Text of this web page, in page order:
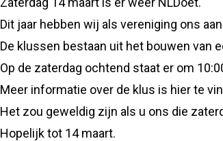
Dit jaar hebben wij als vereniging ons
De klussen bestaan uit het bouwen van
Op de zaterdag ochtend staat er om
Meer informatie over de klus is hier te
Het zou geweldig zijn als u ons die
Hopelijk tot 14 maart.